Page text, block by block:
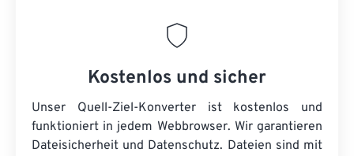
Kostenlos und sicher
Unser Quell-Ziel-Konverter ist kostenlos und
funktioniert in jedem Webbrowser. Wir garantieren
Dateisicherheit und Datenschutz. Dateien sind mit